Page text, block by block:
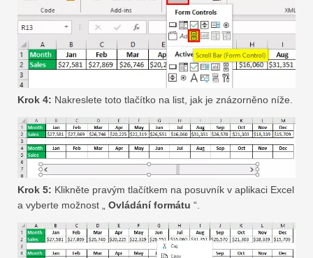
Krok 4: Nakreslete toto tlačítko na list, jak je znázorněno níže.
Krok 5: Klikněte pravým tlačítkem na posuvník v aplikaci Excel
a vyberte možnost „ Ovládání formátu “.